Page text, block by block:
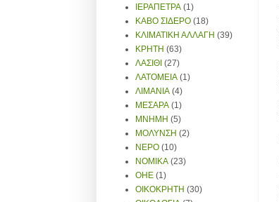
ΙΕΡΑΠΕΤΡΑ (1)
ΚΑΒΟ ΣΙΔΕΡΟ (18)
ΚΛΙΜΑΤΙΚΗ ΑΛΛΑΓΗ (39)
ΚΡΗΤΗ (63)
ΛΑΣΙΘΙ (27)
ΛΑΤΟΜΕΙΑ (1)
ΛΙΜΑΝΙΑ (4)
ΜΕΣΑΡΑ (1)
ΜΝΗΜΗ (5)
ΜΟΛΥΝΣΗ (2)
ΝΕΡΟ (10)
ΝΟΜΙΚΑ (23)
ΟΗΕ (1)
ΟΙΚΟΚΡΗΤΗ (30)